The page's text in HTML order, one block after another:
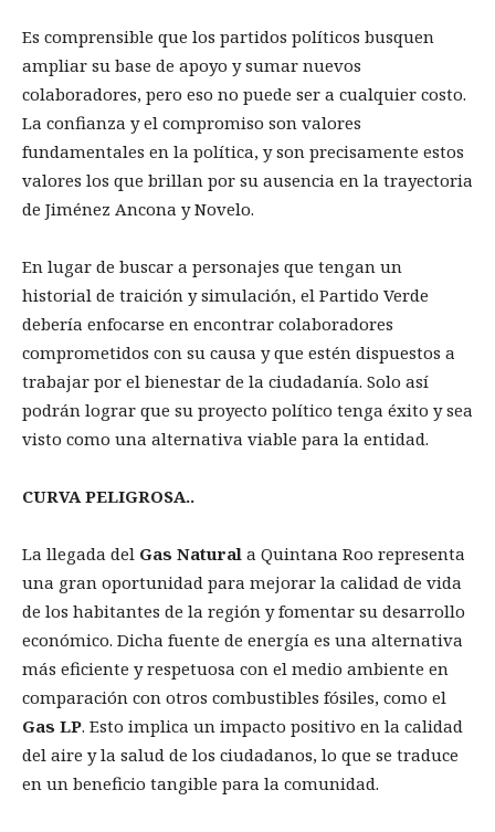
Es comprensible que los partidos políticos busquen
ampliar su base de apoyo y sumar nuevos
colaboradores, pero eso no puede ser a cualquier costo.
La confianza y el compromiso son valores
fundamentales en la política, y son precisamente estos
valores los que brillan por su ausencia en la trayectoria
de Jiménez Ancona y Novelo.
En lugar de buscar a personajes que tengan un
historial de traición y simulación, el Partido Verde
debería enfocarse en encontrar colaboradores
comprometidos con su causa y que estén dispuestos a
trabajar por el bienestar de la ciudadanía. Solo así
podrán lograr que su proyecto político tenga éxito y sea
visto como una alternativa viable para la entidad.
CURVA PELIGROSA..
La llegada del Gas Natural a Quintana Roo representa
una gran oportunidad para mejorar la calidad de vida
de los habitantes de la región y fomentar su desarrollo
económico. Dicha fuente de energía es una alternativa
más eficiente y respetuosa con el medio ambiente en
comparación con otros combustibles fósiles, como el
Gas LP. Esto implica un impacto positivo en la calidad
del aire y la salud de los ciudadanos, lo que se traduce
en un beneficio tangible para la comunidad.